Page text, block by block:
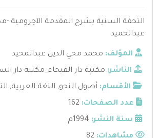
التحفة السنية بشرح المقدمة الآجرومية -
عبدالحميد
المؤلف: محمد محي الدين عبدالمحيد
الناشر: مكتبة دار الفيحاء_مكتبة دار
الأقسام: أصول النحو, اللغة العربية,
عدد الصفحات: 162
سنة النشر: 1994م